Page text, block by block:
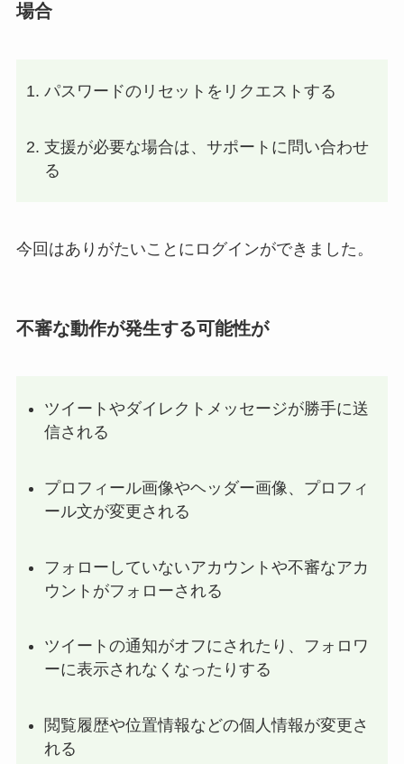
場合
パスワードのリセットをリクエストする
支援が必要な場合は、サポートに問い合わせ
る
今回はありがたいことにログインができました。
不審な動作が発生する可能性が
ツイートやダイレクトメッセージが勝手に送
信される
プロフィール画像やヘッダー画像、プロフィ
ール文が変更される
フォローしていないアカウントや不審なアカ
ウントがフォローされる
ツイートの通知がオフにされたり、フォロワ
ーに表示されなくなったりする
閲覧履歴や位置情報などの個人情報が変更さ
れる